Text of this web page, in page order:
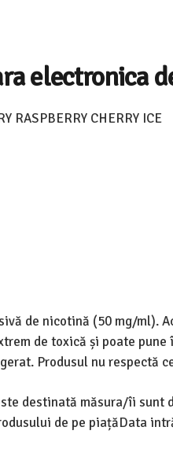
electronica
RASPBERRY CHERRY ICE
de nicotină (50 mg/ml).
de toxică și poate
Produsul nu respectă
destinată măsura/îi sunt
de pe piațăData